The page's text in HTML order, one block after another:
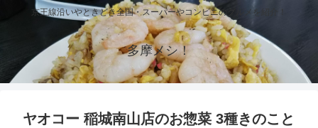
京王線沿いやときどき全国・スーパーやコンビニのグルメを紹介！
多摩メシ！
ヤオコー 稲城南山店のお惣菜 3種きのこと